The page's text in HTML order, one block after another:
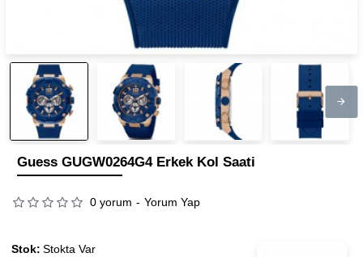
Guess GUGW0264G4 Erkek Kol Saati
0 yorum - Yorum Yap
Stok: Stokta Var